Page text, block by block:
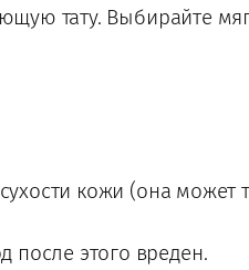
тату. Выбирайте
кожи (она может
этого вреден.